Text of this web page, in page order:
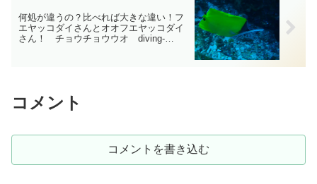
何処が違うの？比べれば大きな違い！フ
エヤッコダイさんとオオフエヤッコダイ
さん！ チョウチョウウオ diving-
コメント
コメントを書き込む